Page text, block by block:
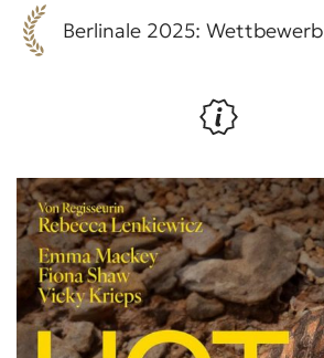
Berlinale 2025: Wettbewerb